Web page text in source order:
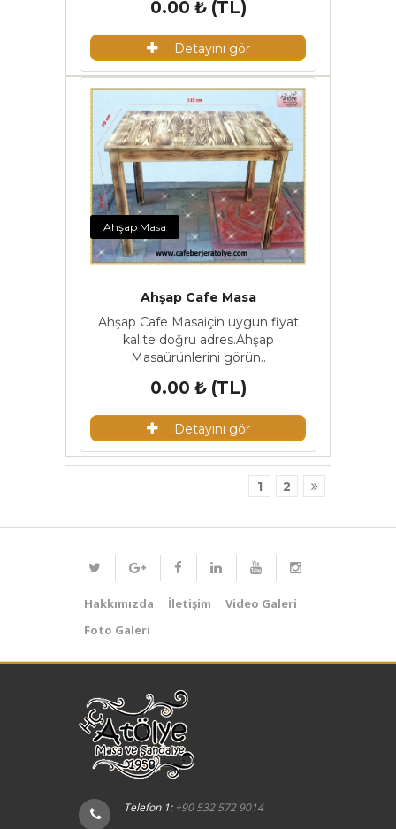
0.00 ₺ (TL)
Detayını gör
Ahşap Masa
Ahşap Cafe Masa
Ahşap Cafe Masaiçin uygun fiyat
kalite doğru adres.Ahşap
Masaürünlerini görün..
0.00 ₺ (TL)
Detayını gör
1 2
Hakkımızda İletişim
Video Galeri
Foto Galeri
Telefon 1: +90 532 572 9014